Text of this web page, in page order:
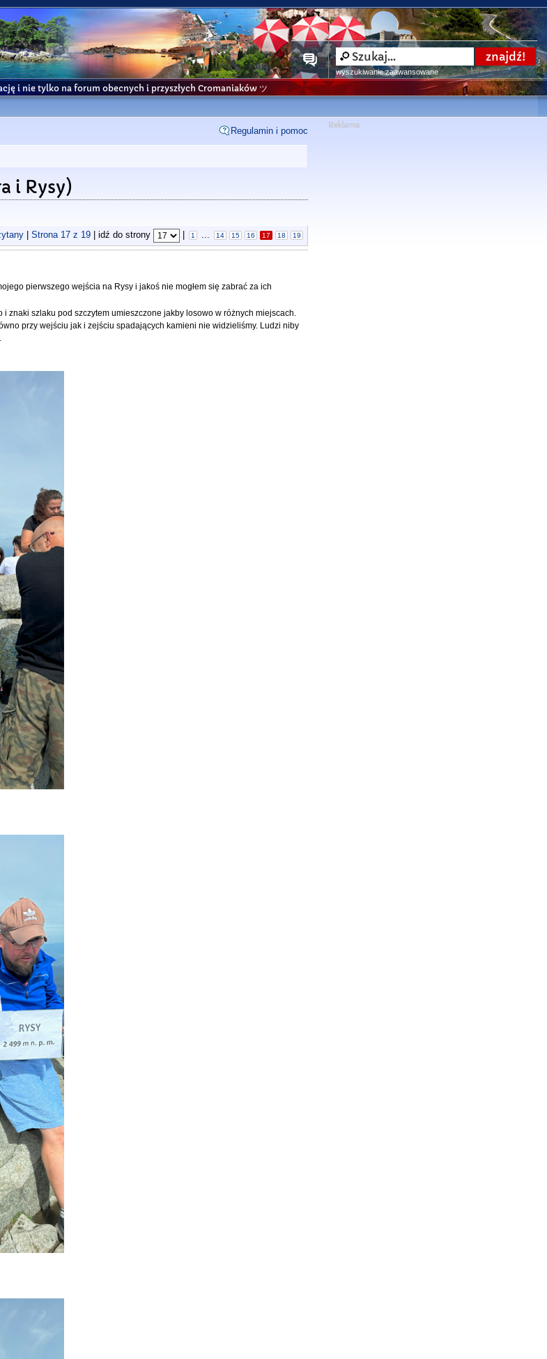
wyszukiwanie zaawansowane
i nie tylko na forum obecnych i przyszłych Cromaniaków ツ
Regulamin i pomoc
i Rysy)
| Strona 17z 19| idź do strony 1 ... 14 15 16 17 18 19
pierwszego wejścia na Rysy i jakoś nie mogłem się zabrać za ich
znaki szlaku pod szczytem umieszczone jakby losowo w różnych miejscach.
przy wejściu jak i zejściu spadających kamieni nie widzieliśmy. Ludzi niby